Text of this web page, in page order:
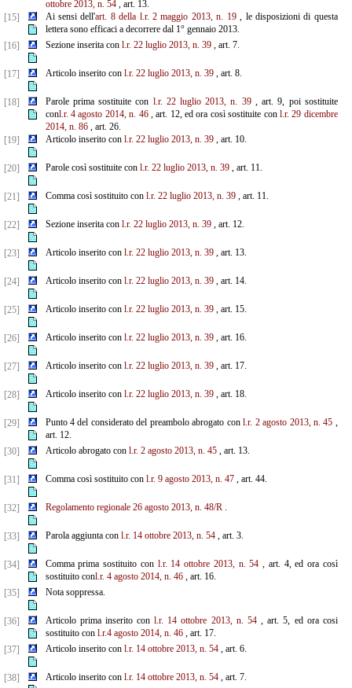
ottobre 2013, n. 54, art. 13.
[15]
Ai sensi dell'art. 8 della l.r. 2 maggio 2013, n. 19, le disposizioni di questa
lettera sono efficaci a decorrere dal 1° gennaio 2013.
[16]
Sezione inserita con l.r. 22 luglio 2013, n. 39, art. 7.
[17] Articolo inserito con l.r. 22 luglio 2013, n. 39, art. 8.
[18] Parole prima sostituite con l.r. 22 luglio 2013, n. 39, art. 9, poi sostituite
conl.r. 4 agosto 2014, n. 46, art. 12, ed ora così sostituite conl.r. 29 dicembre
2014, n. 86, art. 26.
[19]
Articolo inserito con l.r. 22 luglio 2013, n. 39, art. 10.
[20] Parole così sostituite con l.r. 22 luglio 2013, n. 39, art. 11.
[21] Comma così sostituito con l.r. 22 luglio 2013, n. 39, art. 11.
[22] Sezione inserita con l.r. 22 luglio 2013, n. 39, art. 12.
[23] Articolo inserito con l.r. 22 luglio 2013, n. 39, art. 13.
[24] Articolo inserito con l.r. 22 luglio 2013, n. 39, art. 14.
[25] Articolo inserito con l.r. 22 luglio 2013, n. 39, art. 15.
[26] Articolo inserito con l.r. 22 luglio 2013, n. 39, art. 16.
[27] Articolo inserito con l.r. 22 luglio 2013, n. 39, art. 17.
[28] Articolo inserito con l.r. 22 luglio 2013, n. 39, art. 18.
[29] Punto 4 del considerato del preambolo abrogato conl.r. 2 agosto 2013, n. 45 ,
art. 12.
[30]
Articolo abrogato con l.r. 2 agosto 2013, n. 45, art. 13.
[31] Comma così sostituito con l.r. 9 agosto 2013, n. 47, art. 44.
[32] Regolamento regionale 26 agosto 2013, n. 48/R.
[33] Parola aggiunta con l.r. 14 ottobre 2013, n. 54, art. 3.
[34] Comma prima sostituito con l.r. 14 ottobre 2013, n. 54 , art. 4, ed ora così
sostituito conl.r. 4 agosto 2014, n. 46, art. 16.
[35]
Nota soppressa.
[36] Articolo prima inserito conl.r. 14 ottobre 2013, n. 54, art. 5, ed ora cosi
sostituito con l.r.4 agosto 2014, n. 46, art. 17.
[37]
Articolo inserito con l.r. 14 ottobre 2013, n. 54, art. 6.
[38] Articolo inserito con l.r. 14 ottobre 2013, n. 54, art. 7.